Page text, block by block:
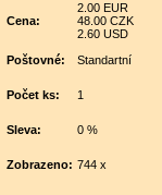
Cena:
2.00 EUR
48.00 CZK
2.60 USD
Poštovné:
Standartní
Počet ks: 1
Sleva: 0 %
Zobrazeno: 744 x